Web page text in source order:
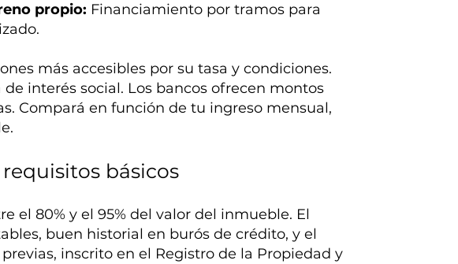
propio: Financiamiento por tramos para
más accesibles por su tasa y condiciones.
interés social. Los bancos ofrecen montos
Compará en función de tu ingreso mensual,
básicos
el 80% y el 95% del valor del inmueble. El
buen historial en burós de crédito, y el
inscrito en el Registro de la Propiedad y